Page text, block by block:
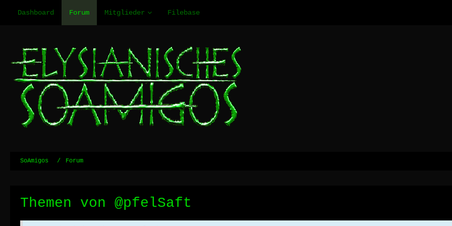
Dashboard Forum Mitglieder Filebase
SoAmigos Forum
Themen von @pfelSaft